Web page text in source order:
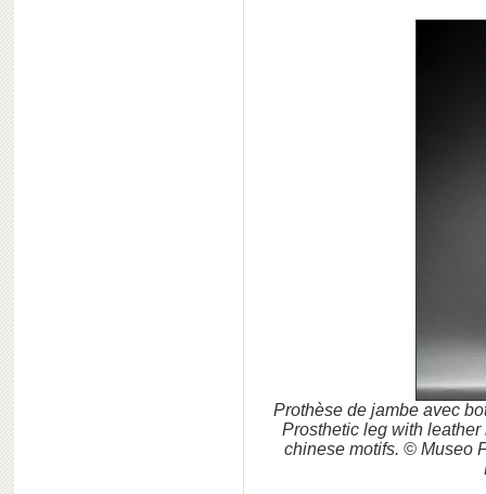
Prothèse de jambe avec
Prosthetic leg with
chinese motifs. © Museo